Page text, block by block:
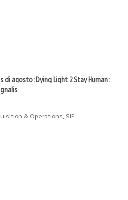
di agosto: Dying Light 2 Stay Human:
& Operations, SIE